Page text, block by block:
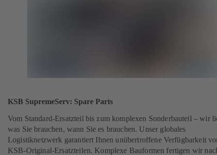
KSB SupremeServ: Spare Parts
Vom Standard-Ersatzteil bis zum komplexen Sonderbauteil – wir
was Sie brauchen, wann Sie es brauchen. Unser globales
Logistiknetzwerk garantiert Ihnen unübertroffene Verfügbarkeit
KSB-Original-Ersatzteilen. Komplexe Bauformen fertigen wir